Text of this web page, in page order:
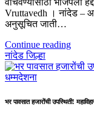
वाचवण्यासाठी भाजपला
Vruttavedh । ​नांदेड –
अनुसूचित जाती…
Continue reading
नांदेड जिल्हा
भर पावसात हजारोंची उपस्थिती!